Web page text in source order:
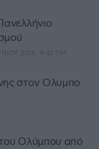
2016, 9:47 ΠΜ
στον Όλυμπο
Ολύμπου από